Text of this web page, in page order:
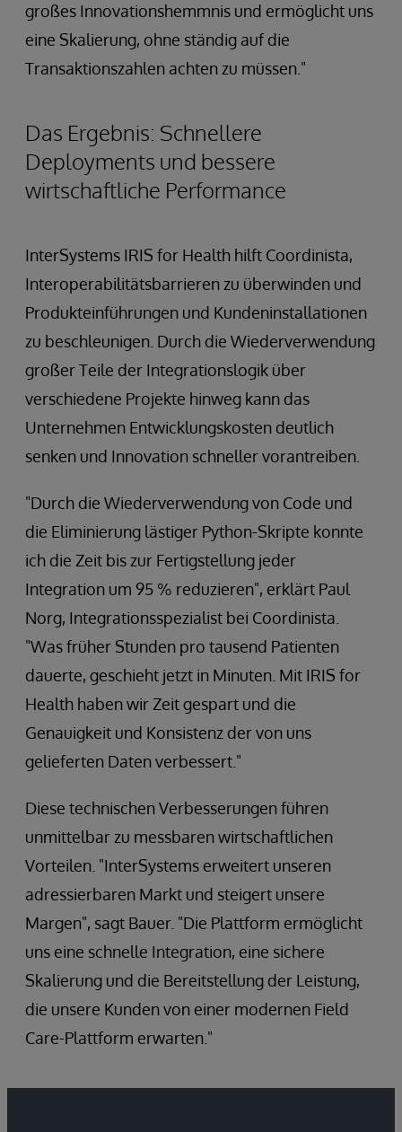
großes Innovationshemmnis und ermöglicht uns
eine Skalierung, ohne ständig auf die
Transaktionszahlen achten zu müssen."
Das Ergebnis: Schnellere
Deployments und bessere
wirtschaftliche Performance
InterSystems IRIS for Health hilft Coordinista,
Interoperabilitätsbarrieren zu überwinden und
Produkteinführungen und Kundeninstallationen
zu beschleunigen. Durch die Wiederverwendung
großer Teile der Integrationslogik über
verschiedene Projekte hinweg kann das
Unternehmen Entwicklungskosten deutlich
senken und Innovation schneller vorantreiben.
"Durch die Wiederverwendung von Code und
die Eliminierung lästiger Python-Skripte konnte
ich die Zeit bis zur Fertigstellung jeder
Integration um 95 % reduzieren", erklärt Paul
Norg, Integrationsspezialist bei Coordinista.
"Was früher Stunden pro tausend Patienten
dauerte, geschieht jetzt in Minuten. Mit IRIS for
Health haben wir Zeit gespart und die
Genauigkeit und Konsistenz der von uns
gelieferten Daten verbessert."
Diese technischen Verbesserungen führen
unmittelbar zu messbaren wirtschaftlichen
Vorteilen. "InterSystems erweitert unseren
adressierbaren Markt und steigert unsere
Margen", sagt Bauer. "Die Plattform ermöglicht
uns eine schnelle Integration, eine sichere
Skalierung und die Bereitstellung der Leistung,
die unsere Kunden von einer modernen Field
Care-Plattform erwarten."